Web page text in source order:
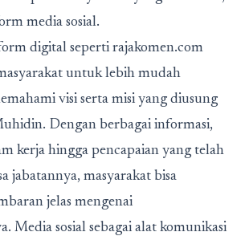
media sosial.
digital seperti rajakomen.com
untuk lebih mudah
visi serta misi yang diusung
Dengan berbagai informasi,
kerja hingga pencapaian yang telah
jabatannya, masyarakat bisa
jelas mengenai
Media sosial sebagai alat komunikasi